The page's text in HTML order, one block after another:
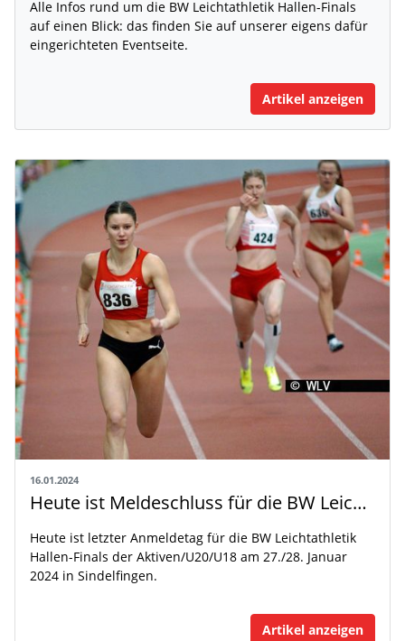
Alle Infos rund um die BW Leichtathletik Hallen-Finals
auf einen Blick: das finden Sie auf unserer eigens dafür
eingerichteten Eventseite.
Artikel anzeigen
16.01.2024
Heute ist Meldeschluss für die BW Leichtathletik Finals
Heute ist letzter Anmeldetag für die BW Leichtathletik
Hallen-Finals der Aktiven/U20/U18 am 27./28. Januar
2024 in Sindelfingen.
Artikel anzeigen